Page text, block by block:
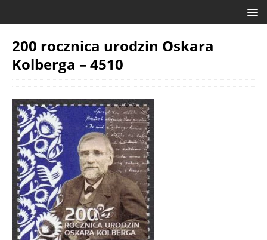
200 rocznica urodzin Oskara
Kolberga – 4510